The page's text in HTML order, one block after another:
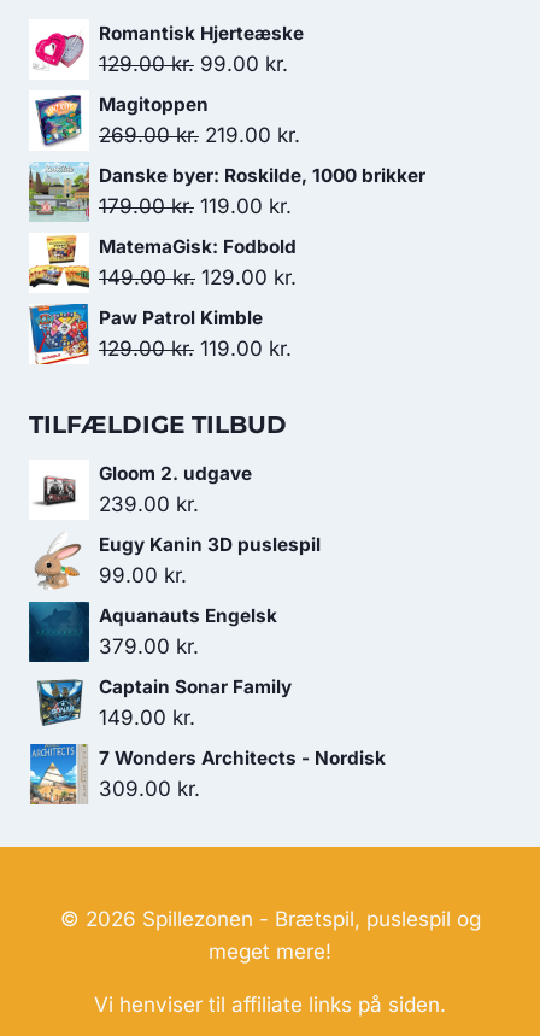
Romantisk Hjerteæske
129.00kr. Den
oprindelige
pris
129.00 kr..
99.00 kr.
pris
99.00 kr..
Magitoppen
269.00kr. Den
oprindelige
pris
269.00 kr..
219.00 kr.
aktuelle
Danske byer: Roskilde, 1000 brikker
179.00kr. Den
oprindelige
pris
179.00 kr..
119.00 kr.
aktuelle
pris
MatemaGisk: Fodbold
149.00kr. Den
oprindelige
pris
129.00 kr.
Paw Patrol Kimble
129.00kr. Den
pris
129.00 kr..
119.00 kr.
TILFÆLDIGE TILBUD
Gloom 2. udgave
239.00 kr.
Eugy Kanin 3D puslespil
99.00 kr.
Aquanauts Engelsk
379.00 kr.
Captain Sonar Family
149.00 kr.
7 Wonders Architects - Nordisk
309.00 kr.
© 2026 Spillezonen - Brætspil, puslespil og
meget mere!
Vi henviser til affiliate links på siden.